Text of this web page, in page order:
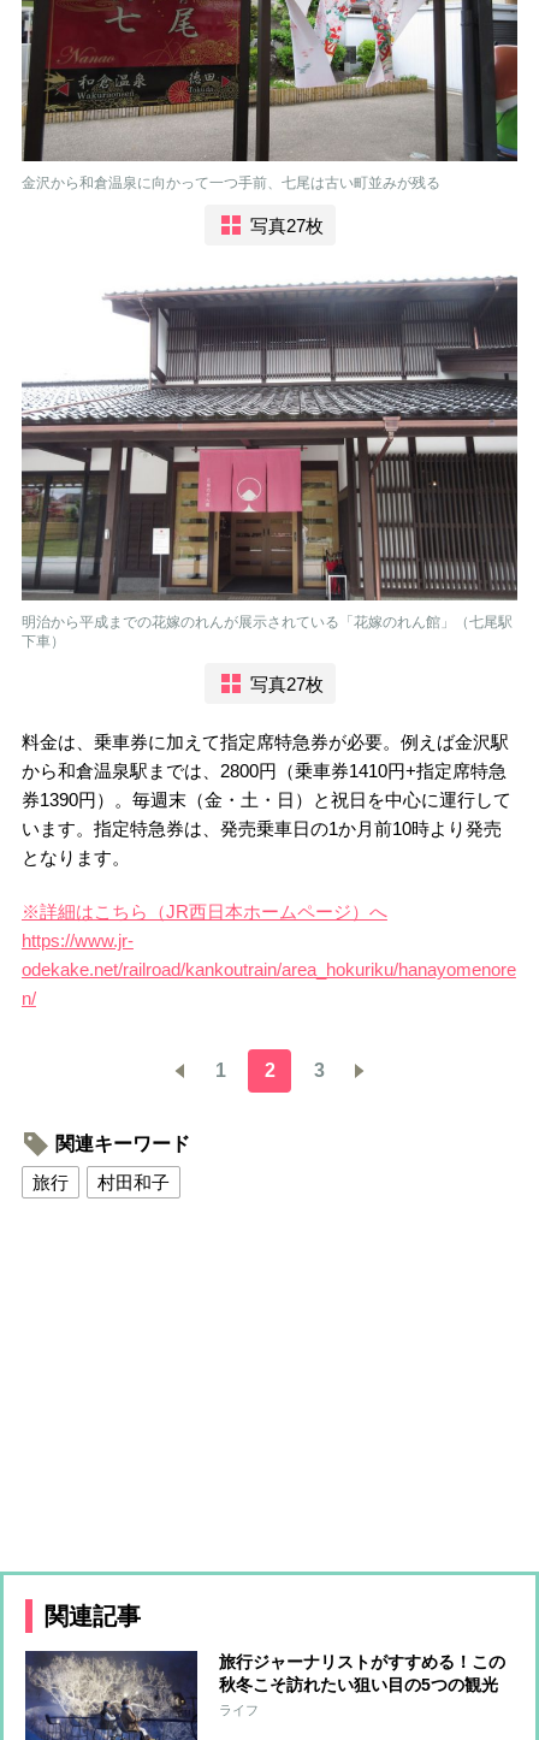
金沢から和倉温泉に向かって一つ手前、七尾は古い町並みが残る
写真27枚
明治から平成までの花嫁のれんが展示されている「花嫁のれん館」（七尾駅
下車）
写真27枚
料金は、乗車券に加えて指定席特急券が必要。例えば金沢駅
から和倉温泉駅までは、2800円（乗車券1410円+指定席特急
券1390円）。毎週末（金・土・日）と祝日を中心に運行して
います。指定特急券は、発売乗車日の1か月前10時より発売
となります。
※詳細はこちら（JR西日本ホームページ）へ
https://www.jr-
odekake.net/railroad/kankoutrain/area_hokuriku/hanayomenore
n/
1 2 3
関連キーワード
旅行
村田和子
関連記事
旅行ジャーナリストがすすめる！この
秋冬こそ訪れたい狙い目の5つの観光
地
ライフ